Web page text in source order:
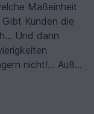
Maßeinheit
Kunden die
Und dann
nicht!… Außer
will es unbedingt
ich konnte